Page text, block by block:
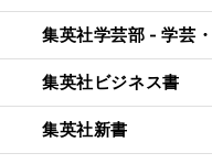
集英社学芸部 - 学芸
集英社ビジネス書
集英社新書